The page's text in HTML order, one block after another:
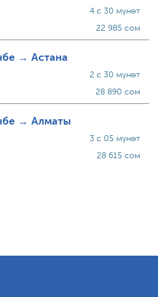
4 с 30 мүнөт
22 985 сом
→ Астана
2 с 30 мүнөт
28 890 сом
→ Алматы
3 с 05 мүнөт
28 615 сом